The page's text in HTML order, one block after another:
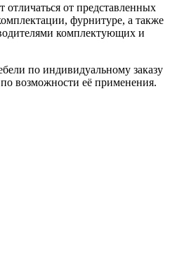
отличаться от представленных
фурнитуре, а также
комплектующих и
по индивидуальному заказу
возможности её применения.